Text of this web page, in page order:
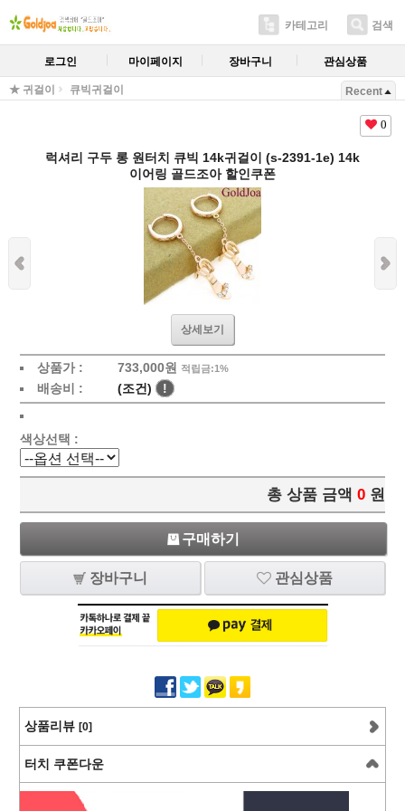
카테고리 검색
로그인 마이페이지 장바구니 관심상품
★ 귀걸이 큐빅귀걸이 Recent
0
럭셔리 구두 롱 원터치 큐빅 14k귀걸이 (s-2391-1e) 14k
이어링 골드조아 할인쿠폰
상세보기
상품가 : 733,000원 적립금:1%
배송비 : (조건) !
색상선택 :
총 상품 금액 0 원
구매하기
장바구니 관심상품
상품리뷰 [0]
터치 쿠폰다운